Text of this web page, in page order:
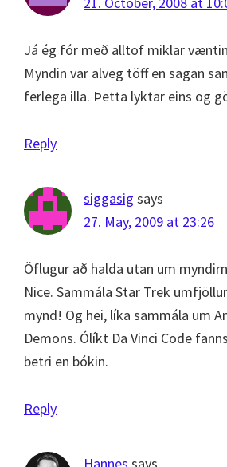
Já ég fór með alltof miklar
Myndin var alveg töff en sagan
ferlega illa. Þetta lyktar eins og
Reply
siggasig says
27. May, 2009 at 23:26
Öflugur að halda utan um
Nice. Sammála Star Trek
mynd! Og hei, líka sammála um
Demons. Ólíkt Da Vinci Code
betri en bókin.
Reply